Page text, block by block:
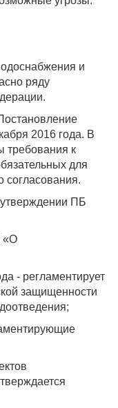
и
ряду
2016 года. В
требования к
для
согласования.
ПБ
«О
- регламентирует
защищенности